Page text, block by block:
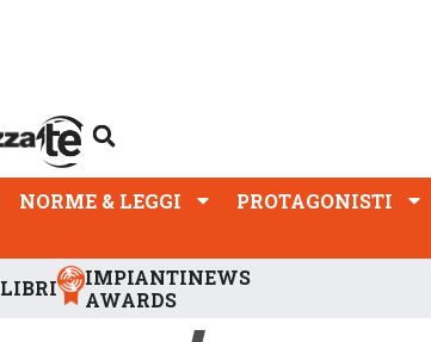
NORME & LEGGI PROTAGONISTI
LIBRI
IMPIANTINEWS
AWARDS